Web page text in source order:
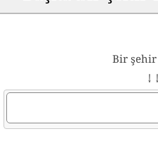
Bir şehir
↓